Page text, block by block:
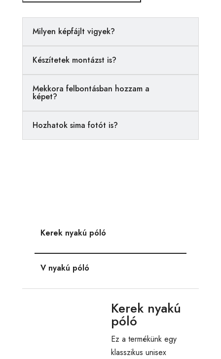
n
Milyen képfájlt vigyek?
Készítetek montázst is?
Mekkora felbontásban hozzam a
képet?
Hozhatok sima fotót is?
Kerek nyakú póló
V nyakú póló
Kerek nyakú
póló
Ez a termékünk egy
klasszikus unisex